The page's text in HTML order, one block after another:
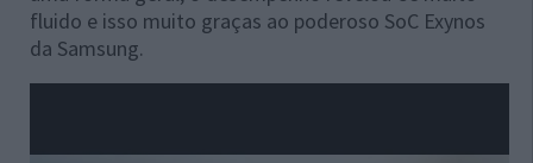
fluido e isso muito graças ao poderoso SoC Exynos
da Samsung.